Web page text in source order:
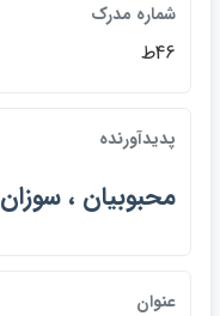
شماره مدرک
46ط
پديدآورنده
محبوبيان ، سوزان
عنوان